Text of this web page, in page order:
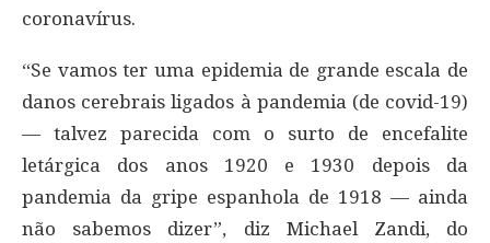
coronavírus.
“Se vamos ter uma epidemia de grande escala de
danos cerebrais ligados à pandemia (de covid-19)
— talvez parecida com o surto de encefalite
letárgica dos anos 1920 e 1930 depois da
pandemia da gripe espanhola de 1918 — ainda
não sabemos dizer”, diz Michael Zandi, do